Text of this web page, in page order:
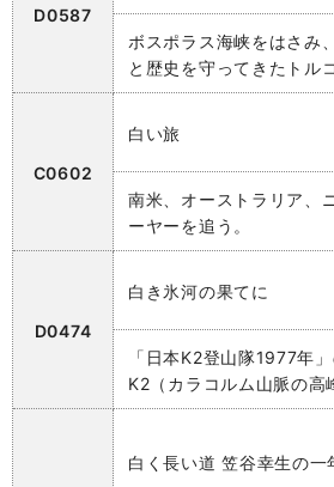
D0587
ボスポラス海峡をはさみ
と歴史を守ってきたトル
C0602
白い旅
南米、オーストラリア、
ーヤーを追う。
D0474
白き氷河の果てに
「日本K2登山隊1977年
K2（カラコルム山脈の
白く長い道 笠谷幸生の一